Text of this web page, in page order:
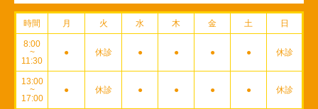
時間 月 火 水 木 金 土 日
8:00
~
11:30
● 休診 ● ● ● ● 休診
13:00
~
17:00
● 休診 ● ● ● ● 休診